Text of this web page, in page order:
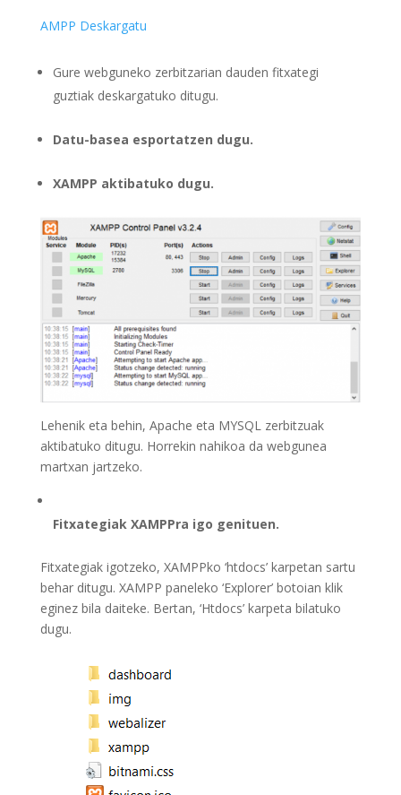
AMPP Deskargatu
Gure webguneko zerbitzarian dauden fitxategi
guztiak deskargatuko ditugu.
Datu-basea esportatzen dugu.
XAMPP aktibatuko dugu.
Lehenik eta behin, Apache eta MYSQL zerbitzuak
aktibatuko ditugu. Horrekin nahikoa da webgunea
martxan jartzeko.
Fitxategiak XAMPPra igo genituen.
Fitxategiak igotzeko, XAMPPko ‘htdocs’ karpetan sartu
behar ditugu. XAMPP paneleko ‘Explorer’ botoian klik
eginez bila daiteke. Bertan, ‘Htdocs’ karpeta bilatuko
dugu.